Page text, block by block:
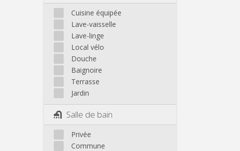
Cuisine équipée
Lave-vaisselle
Lave-linge
Local vélo
Douche
Baignoire
Terrasse
Jardin
Salle de bain
Privée
Commune